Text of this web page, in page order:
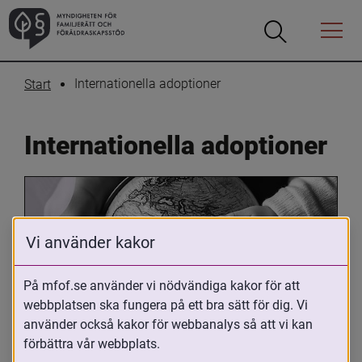
Öppna
Öppna
Menyn
Start Internationella adoptioner
Internationella adoptioner
Oavsett om du är adopterad,
adoptivförälder eller arbetar med
Vi använder kakor
På mfof.se använder vi nödvändiga kakor för att
webbplatsen ska fungera på ett bra sätt för dig. Vi
använder också kakor för webbanalys så att vi kan
förbättra vår webbplats.